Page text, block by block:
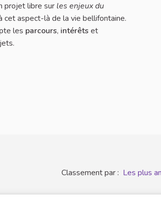
projet libre surles enjeux du
cet aspect-là de la vie bellifontaine.
les parcours, intérêts et
Classement par : Les plus